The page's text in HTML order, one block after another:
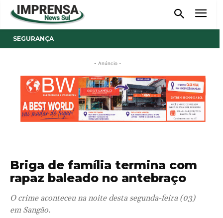
SEGURANÇA
- Anúncio -
Briga de família termina com
rapaz baleado no antebraço
O crime aconteceu na noite desta segunda-feira (03)
em Sangão.